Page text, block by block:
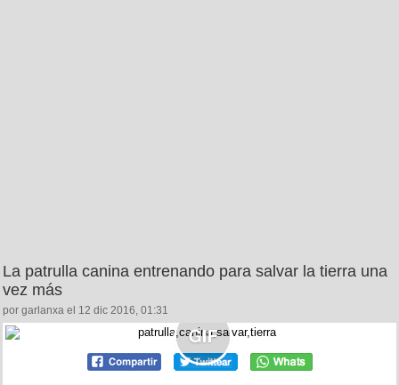
La patrulla canina entrenando para salvar la tierra una
vez más
por garlanxa el 12 dic 2016, 01:31